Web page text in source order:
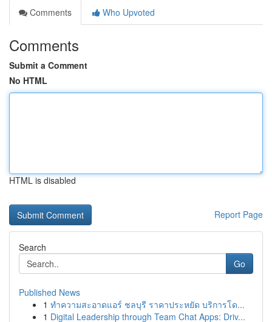
Comments
Who Upvoted
Comments
Submit a Comment
No HTML
HTML is disabled
Report Page
Search
Go
Published News
1 ทำความสะอาดแอร์ ชลบุรี ราคาประหยัด บริการโด...
1 Digital Leadership through Team Chat Apps: Driv...